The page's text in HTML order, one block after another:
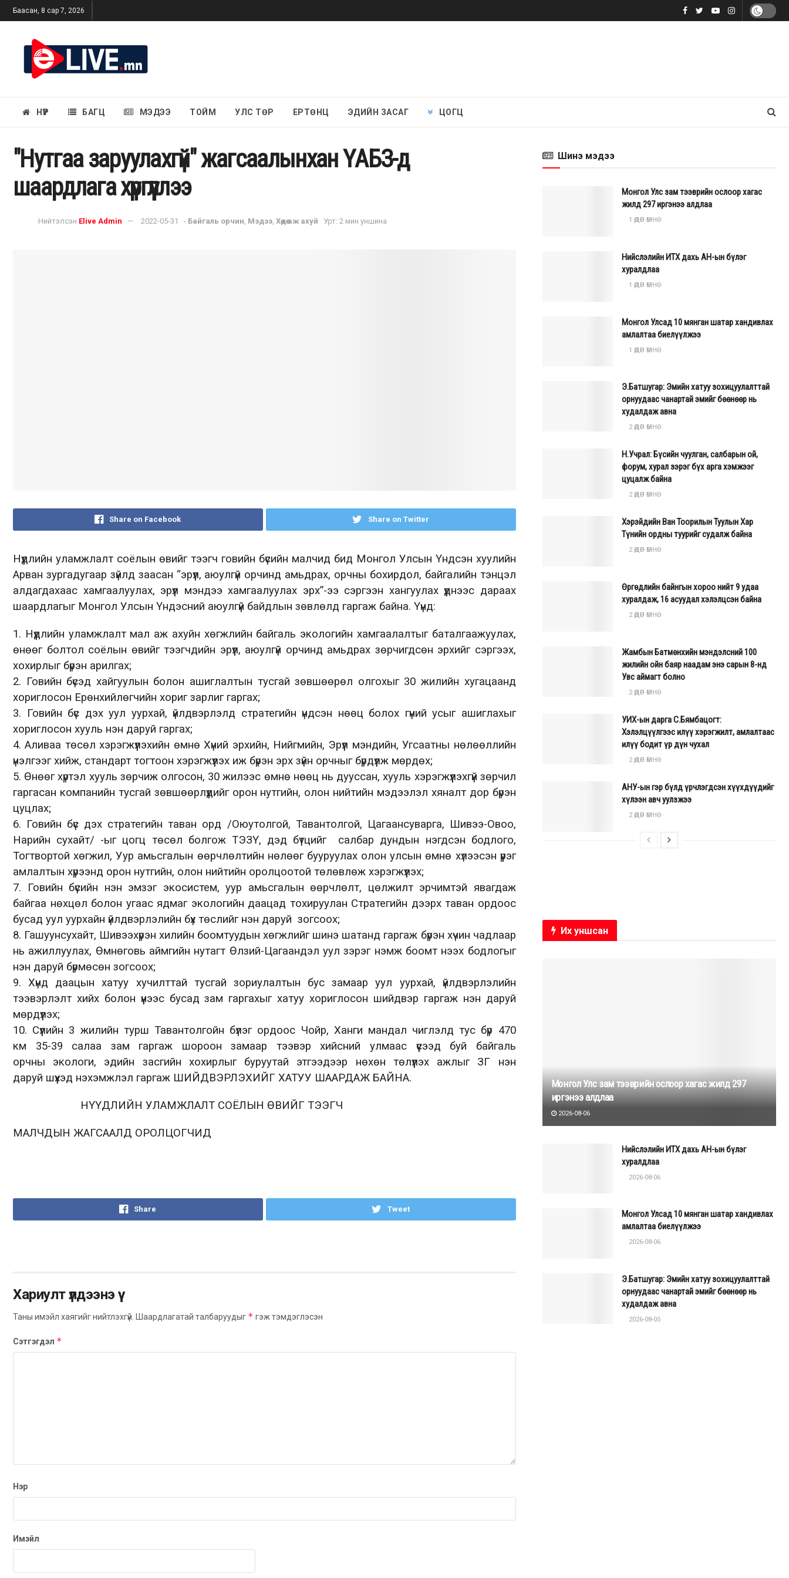
Баасан, 8 сар 7, 2026
НҮҮР БАГЦ МЭДЭЭ ТОЙМ УЛС ТӨР ЕРТӨНЦ ЭДИЙН ЗАСАГ ЦОГЦ
"Нутгаа заруулахгүй" жагсаалынхан ҮАБЗ-д
шаардлага хүргүүллээ
Нийтэлсэн Elive Admin 2022-05-31 - Байгаль орчин Мэдээ Хөдөө аж ахуй Урт: 2 мин уншина
Share on Facebook Share on Twitter
Нүүдлийн уламжлалт соёлын өвийг тээгч говийн бүсийн малчид бид Монгол Улсын Үндсэн хуулийн
Арван зургадугаар зүйлд заасан “эрүүл, аюулгүй орчинд амьдрах, орчны бохирдол, байгалийн тэнцэл
алдагдахаас хамгаалуулах, эрүүл мэндээ хамгаалуулах эрх”-ээ сэргээн хангуулах үүднээс дараах
шаардлагыг Монгол Улсын Үндэсний аюулгүй байдлын зөвлөлд гаргаж байна. Үүнд:
1. Нүүдлийн уламжлалт мал аж ахуйн хөгжлийн байгаль экологийн хамгаалалтыг баталгаажуулах,
өнөөг болтол соёлын өвийг тээгчдийн эрүүл, аюулгүй орчинд амьдрах зөрчигдсөн эрхийг сэргээх,
хохирлыг бүрэн арилгах;
2. Говийн бүсэд хайгуулын болон ашиглалтын тусгай зөвшөөрөл олгохыг 30 жилийн хугацаанд
хориглосон Ерөнхийлөгчийн хориг зарлиг гаргах;
3. Говийн бүс дэх уул уурхай, үйлдвэрлэлд стратегийн үндсэн нөөц болох гүний усыг ашиглахыг
хориглосон хууль нэн даруй гаргах;
4.Аливаа төсөл хэрэгжүүлэхийн өмнө Хүний эрхийн, Нийгмийн, Эрүүл мэндийн, Угсаатны нөлөөллийн
үнэлгээг хийж, стандарт тогтоон хэрэгжүүлэх иж бүрэн эрх зүйн орчныг бүрдүүлж мөрдөх;
5. Өнөөгхүртэл хууль зөрчиж олгосон, 30 жилээс өмнө нөөц нь дууссан,хууль хэрэгжүүлэхгүй зөрчил
гаргасан компанийн тусгай зөвшөөрлүүдийг орон нутгийн, олон нийтийн мэдээлэл хяналт дор бүрэн
цуцлах;
6. Говийн бүс дэх стратегийнтаван орд /Оюутолгой, Тавантолгой, Цагаансуварга, Шивээ-Овоо,
Нарийн сухайт/ -ыг цогц төсөл болгож ТЭЗҮ, дэд бүтцийг салбар дундын нэгдсэн бодлого,
Тогтвортой хөгжил, Уур амьсгалын өөрчлөлтийн нөлөөг бууруулах олон улсын өмнө хүлээсэн үүрэг
амлалтын хүрээнд орон нутгийн, олон нийтийн оролцоотой төлөвлөж хэрэгжүүлэх;
7.
Говийн бүсийн нэн эмзэг экосистем, уур амьсгалын өөрчлөлт, цөлжилт эрчимтэй явагдаж
байгаа нөхцөл болон угаас ядмаг экологийн даацад тохируулан Стратегийн дээрх таван ордоос
бусад уул уурхайн үйлдвэрлэлийн бүх төслийг нэн даруй зогсоох;
8. Гашуунсухайт, Шивээхүрэн хилийн боомтуудын хөгжлийг шинэ шатанд гаргаж бүрэн хүчин чадлаар
нь ажиллуулах, Өмнөговь аймгийн нутагт Өлзий-Цагаандэл уул зэрэг нэмж боомт нээх бодлогыг
нэн даруй бүрмөсөн зогсоох;
9.Хүнд даацын хатуу хучилттай тусгай зориулалтын бус замаар уул уурхай, үйлдвэрлэлийн
тээвэрлэлт хийх болон үүнээс бусад зам гаргахыг хатуу хориглосон шийдвэр гаргаж нэн даруй
мөрдүүлэх;
10. Сүүлийн 3 жилийн турш Тавантолгойн бүлэг ордоос Чойр, Ханги мандал чиглэлд тус бүр 470
км 35-39 салаа зам гаргаж шороон замаар тээвэр хийсний улмаас үүсээд буй байгаль
орчны экологи, эдийн засгийн хохирлыг буруутай этгээдээр нөхөн төлүүлэх ажлыг ЗГ нэн
даруй шүүхэд нэхэмжлэл гаргаж ШИЙДВЭРЛЭХИЙГ ХАТУУ ШААРДАЖ БАЙНА.
НҮҮДЛИЙН УЛАМЖЛАЛТ СОЁЛЫН ӨВИЙГ ТЭЭГЧ
МАЛЧДЫН ЖАГСААЛД ОРОЛЦОГЧИД
Share Tweet
Хариулт үлдээнэ үү
Таны имэйл хаягийг нийтлэхгүй. Шаардлагатай талбаруудыг * гэж тэмдэглэсэн
Сэтгэгдэл *
Нэр
Имэйл
Шинэ мэдээ
Монгол Улс зам тээврийн ослоор хагас
жилд 297 иргэнээ алдлаа
1 ӨДӨР ӨМНӨ
Нийслэлийн ИТХ дахь АН-ын бүлэг
хуралдлаа
1 ӨДӨР ӨМНӨ
Монгол Улсад 10 мянган шатар хандивлах
амлалтаа биелүүлжээ
1 ӨДӨР ӨМНӨ
Э.Батшугар: Эмийн хатуу зохицуулалттай
орнуудаас чанартай эмийг бөөнөөр нь
худалдаж авна
2 ӨДӨР ӨМНӨ
Н.Учрал: Бүсийн чуулган, салбарын ой,
форум, хурал зэрэг бүх арга хэмжээг
цуцалж байна
2 ӨДӨР ӨМНӨ
Хэрэйдийн Ван Тоорилын Туулын Хар
Түнийн ордны туурийг судалж байна
2 ӨДӨР ӨМНӨ
Өргөдлийн байнгын хороо нийт 9 удаа
хуралдаж, 16 асуудал хэлэлцсэн байна
2 ӨДӨР ӨМНӨ
Жамбын Батмөнхийн мэндэлсний 100
жилийн ойн баяр наадам энэ сарын 8-нд
Увс аймагт болно
2 ӨДӨР ӨМНӨ
УИХ-ын дарга С.Бямбацогт:
Хэлэлцүүлгээс илүү хэрэгжилт, амлалтаас
илүү бодит үр дүн чухал
2 ӨДӨР ӨМНӨ
АНУ-ын гэр бүлд үрчлэгдсэн хүүхдүүдийг
хүлээн авч уулзжээ
2 ӨДӨР ӨМНӨ
Их уншсан
Монгол Улс зам тээврийн ослоор хагас жилд 297
иргэнээ алдлаа
2026-08-06
Нийслэлийн ИТХ дахь АН-ын бүлэг
хуралдлаа
2026-08-06
Монгол Улсад 10 мянган шатар хандивлах
амлалтаа биелүүлжээ
2026-08-06
Э.Батшугар: Эмийн хатуу зохицуулалттай
орнуудаас чанартай эмийг бөөнөөр нь
худалдаж авна
2026-08-05